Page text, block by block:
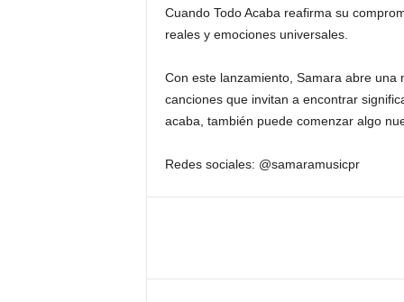
Cuando Todo Acaba reafirma su
reales y emociones universales.
Con este lanzamiento, Samara abre
canciones que invitan a encontrar
acaba, también puede comenzar algo
Redes sociales: @samaramusicpr